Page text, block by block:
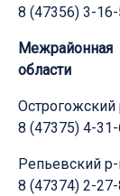
8 (47356) 3-
области
Острогожский
8 (47375) 4-
Репьевский
8 (47374) 2-